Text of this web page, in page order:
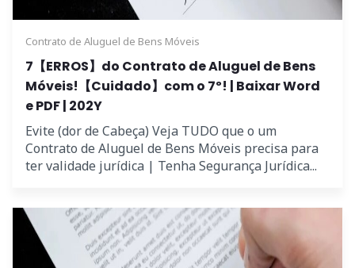
Contrato de Aluguel de Bens Móveis
7【ERROS】do Contrato de Aluguel de Bens
Móveis!【Cuidado】com o 7º! | Baixar Word
e PDF | 202Y
Evite (dor de Cabeça) Veja TUDO que o um
Contrato de Aluguel de Bens Móveis precisa para
ter validade jurídica | Tenha Segurança Jurídica...